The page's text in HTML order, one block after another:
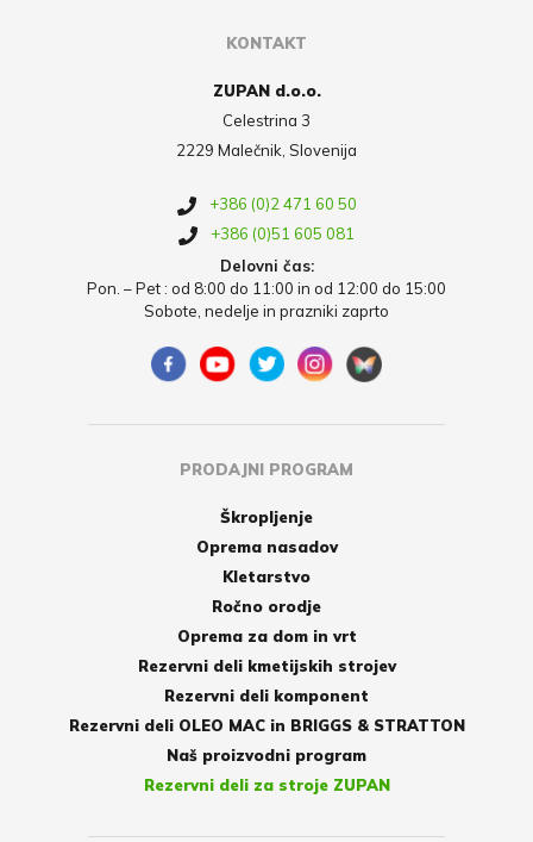
KONTAKT
ZUPAN d.o.o.
Celestrina 3
2229 Malečnik, Slovenija
+386 (0)2 471 60 50
+386 (0)51 605 081
Delovni čas:
Pon. – Pet : od 8:00 do 11:00 in od 12:00 do 15:00
Sobote, nedelje in prazniki zaprto
PRODAJNI PROGRAM
Škropljenje
Oprema nasadov
Kletarstvo
Ročno orodje
Oprema za dom in vrt
Rezervni deli kmetijskih strojev
Rezervni deli komponent
Rezervni deli OLEO MAC in BRIGGS & STRATTON
Naš proizvodni program
Rezervni deli za stroje ZUPAN